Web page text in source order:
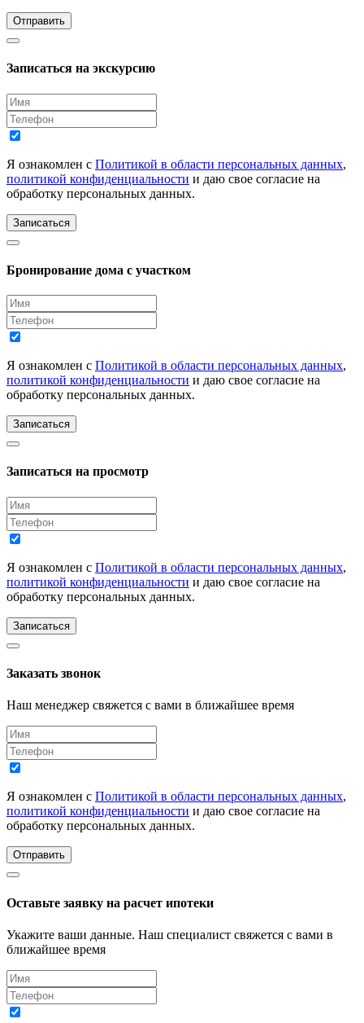
Отправить
Записаться на экскурсию
Я ознакомлен с Политикой в области персональных данных,
политикой конфиденциальности и даю свое согласие на
обработку персональных данных.
Записаться
Бронирование дома с участком
Я ознакомлен с Политикой в области персональных данных,
политикой конфиденциальности и даю свое согласие на
обработку персональных данных.
Записаться
Записаться на просмотр
Я ознакомлен с Политикой в области персональных данных,
политикой конфиденциальности и даю свое согласие на
обработку персональных данных.
Записаться
Заказать звонок
Наш менеджер свяжется с вами в ближайшее время
Я ознакомлен с Политикой в области персональных данных,
политикой конфиденциальности и даю свое согласие на
обработку персональных данных.
Отправить
Оставьте заявку на расчет ипотеки
Укажите ваши данные. Наш специалист свяжется с вами в
ближайшее время